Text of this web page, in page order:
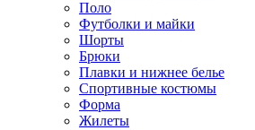
Поло
Футболки и майки
Шорты
Брюки
Плавки и нижнее белье
Спортивные костюмы
Форма
Жилеты